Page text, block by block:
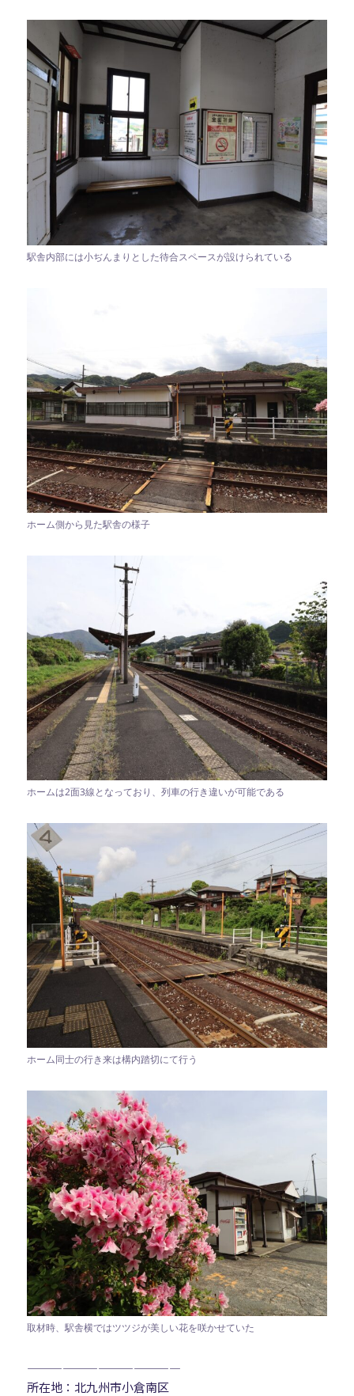
駅舎内部には小ぢんまりとした待合スペースが設けられている
ホーム側から見た駅舎の様子
ホームは2面3線となっており、列車の行き違いが可能である
ホーム同士の行き来は構内踏切にて行う
取材時、駅舎横ではツツジが美しい花を咲かせていた
—————————————
所在地：北九州市小倉南区